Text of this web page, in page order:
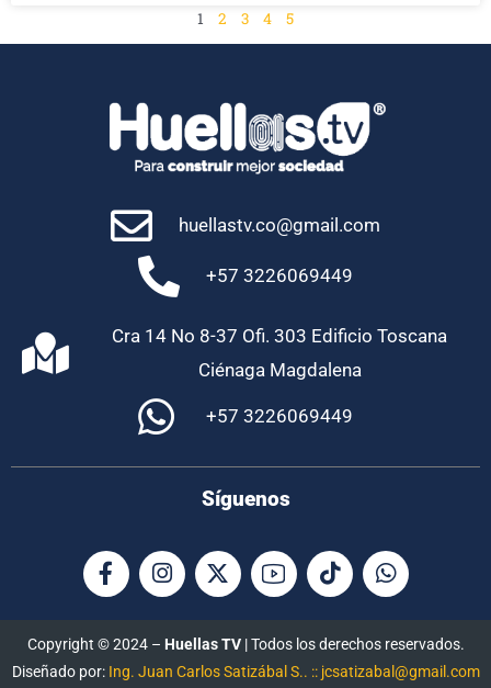
1 2 3 4 5
huellastv.co@gmail.com
+57 3226069449
Cra 14 No 8-37 Ofi. 303 Edificio Toscana
Ciénaga Magdalena
+57 3226069449
Síguenos
Copyright © 2024 – Huellas TV| Todos los derechos reservados.
Diseñado por: Ing. Juan Carlos Satizábal S.. :: jcsatizabal@gmail.com